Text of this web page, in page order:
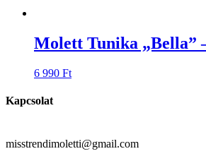
Molett Tunika „Bella”
6 990 Ft
Kapcsolat
misstrendimoletti@gmail.com